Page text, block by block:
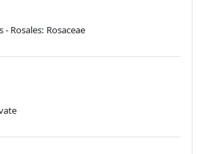
- Rosales: Rosaceae